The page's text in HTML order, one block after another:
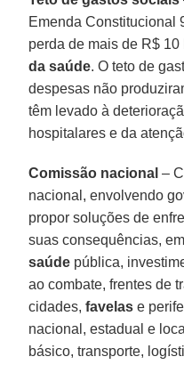
Emenda Constitucional
perda de mais de R$
da saúde. O teto de
despesas não
têm levado à
hospitalares e da
Comissão nacional –
nacional, envolvendo
propor soluções de
suas consequências,
saúde pública,
ao combate, frentes de
cidades,favelas e
nacional, estadual e
básico, transporte,